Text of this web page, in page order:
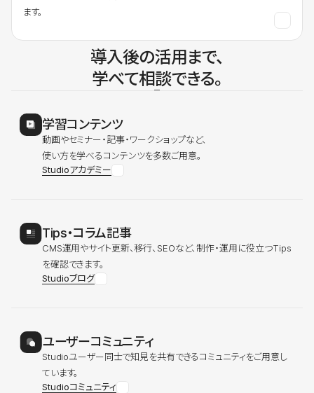
ます。
導入後の活用まで、
学べて相談できる。
学習コンテンツ
動画やセミナー・記事・ワークショップなど、
使い方を学べるコンテンツを多数ご用意。
Studioアカデミー
Tips・コラム記事
CMS運用やサイト更新、移行、SEOなど、制作・運用に役立つTips
を確認できます。
Studioブログ
ユーザーコミュニティ
Studioユーザー同士で知見を共有できるコミュニティをご用意し
ています。
Studioコミュニティ